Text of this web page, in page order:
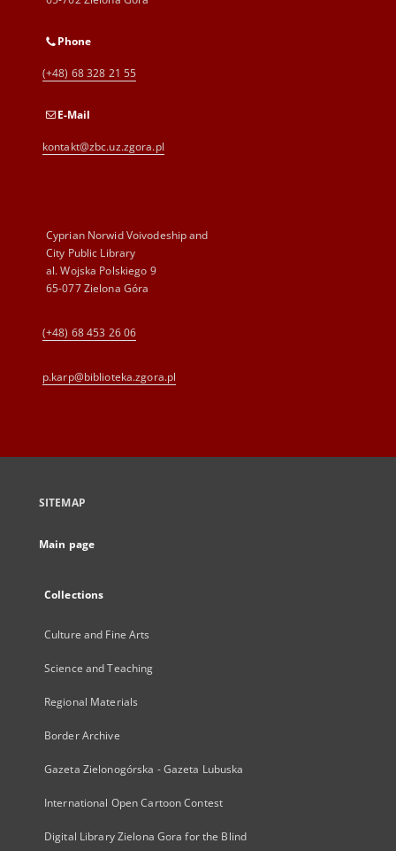
Phone
(+48) 68 328 21 55
E-Mail
kontakt@zbc.uz.zgora.pl
Cyprian Norwid Voivodeship and
City Public Library
al. Wojska Polskiego 9
65-077 Zielona Góra
(+48) 68 453 26 06
p.karp@biblioteka.zgora.pl
SITEMAP
Main page
Collections
Culture and Fine Arts
Science and Teaching
Regional Materials
Border Archive
Gazeta Zielonogórska - Gazeta Lubuska
International Open Cartoon Contest
Digital Library Zielona Gora for the Blind